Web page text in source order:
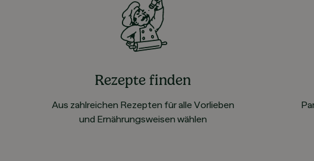
Rezepte finden
Aus zahlreichen Rezepten für alle Vorlieben
und Ernährungsweisen wählen